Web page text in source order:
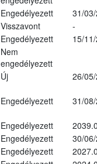
Engedélyezett
31/
Visszavont
-
Engedélyezett
15/
Nem
engedélyezett
Új
26/
Engedélyezett 31/
Engedélyezett
Engedélyezett
30/
Engedélyezett